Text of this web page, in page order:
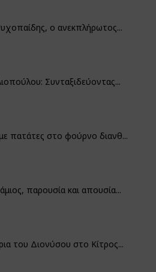
ο ανεκπλήρωτος...
Συνταξιδεύοντας...
πατάτες στο φούρνο διανθ...
παρουσία και απουσία...
του Διονύσου στο Κίτρος...